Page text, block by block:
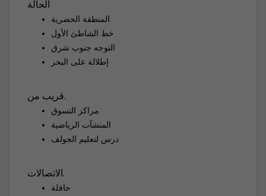
الحالة
المنطقة الحضرية
خط الشاطئ الأول
التوجه جنوب شرق
إطلالة على البحر
قريب من.
مراكز التسوق
المنشآت الرياضية
درس لتعليم الجولف
الاتصالات.
حافلة